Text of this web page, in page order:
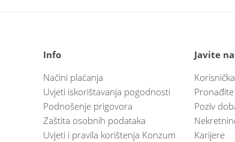
Info
Načini plaćanja
Uvjeti iskorištavanja pogodnosti
Podnošenje prigovora
Zaštita osobnih podataka
Uvjeti i pravila korištenja Konzum
Javite
Poziv
Karijere